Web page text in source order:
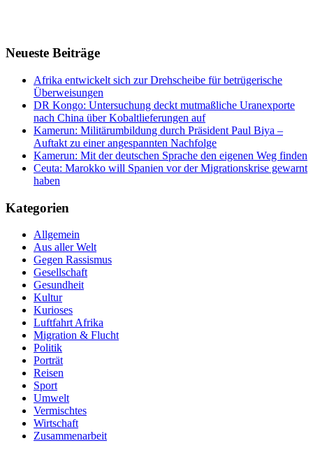
Neueste Beiträge
Afrika entwickelt sich zur Drehscheibe für betrügerische
Überweisungen
DR Kongo: Untersuchung deckt mutmaßliche Uranexporte
nach China über Kobaltlieferungen auf
Kamerun: Militärumbildung durch Präsident Paul Biya –
Auftakt zu einer angespannten Nachfolge
Kamerun: Mit der deutschen Sprache den eigenen Weg finden
Ceuta: Marokko will Spanien vor der Migrationskrise gewarnt
haben
Kategorien
Allgemein
Aus aller Welt
Gegen Rassismus
Gesellschaft
Gesundheit
Kultur
Kurioses
Luftfahrt Afrika
Migration & Flucht
Politik
Porträt
Reisen
Sport
Umwelt
Vermischtes
Wirtschaft
Zusammenarbeit